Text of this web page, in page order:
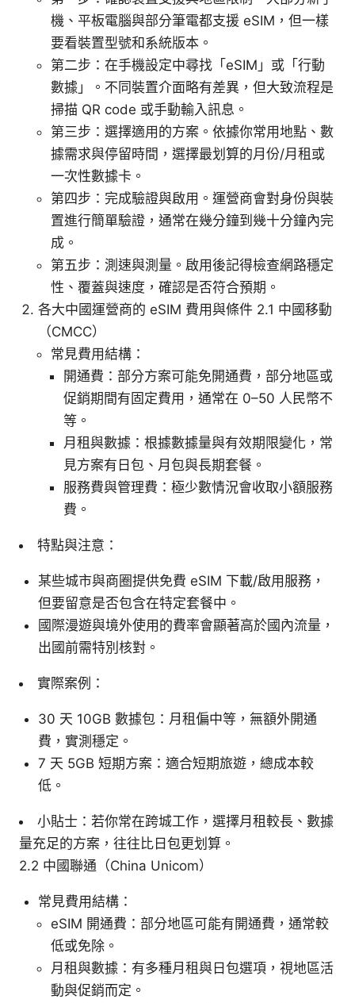
機、平板電腦與部分筆電都支援 eSIM，但一樣
要看裝置型號和系統版本。
第二步：在手機設定中尋找「eSIM」或「行動
數據」。不同裝置介面略有差異，但大致流程是
掃描 QR code 或手動輸入訊息。
第三步：選擇適用的方案。依據你常用地點、數
據需求與停留時間，選擇最划算的月份/月租或
一次性數據卡。
第四步：完成驗證與啟用。運營商會對身份與裝
置進行簡單驗證，通常在幾分鐘到幾十分鐘內完
成。
第五步：測速與測量。啟用後記得檢查網路穩定
性、覆蓋與速度，確認是否符合預期。
各大中國運營商的 eSIM 費用與條件 2.1 中國移動
（CMCC）
常見費用結構：
開通費：部分方案可能免開通費，部分地區或
促銷期間有固定費用，通常在 0–50 人民幣不
等。
月租與數據：根據數據量與有效期限變化，常
見方案有日包、月包與長期套餐。
服務費與管理費：極少數情況會收取小額服務
費。
特點與注意：
某些城市與商圈提供免費 eSIM 下載/啟用服務，
但要留意是否包含在特定套餐中。
國際漫遊與境外使用的費率會顯著高於國內流量，
出國前需特別核對。
實際案例：
30 天 10GB 數據包：月租偏中等，無額外開通
費，實測穩定。
7 天 5GB 短期方案：適合短期旅遊，總成本較
低。
小貼士：若你常在跨城工作，選擇月租較長、數據
量充足的方案，往往比日包更划算。
2.2 中國聯通（China Unicom）
常見費用結構：
eSIM 開通費：部分地區可能有開通費，通常較
低或免除。
月租與數據：有多種月租與日包選項，視地區活
動與促銷而定。